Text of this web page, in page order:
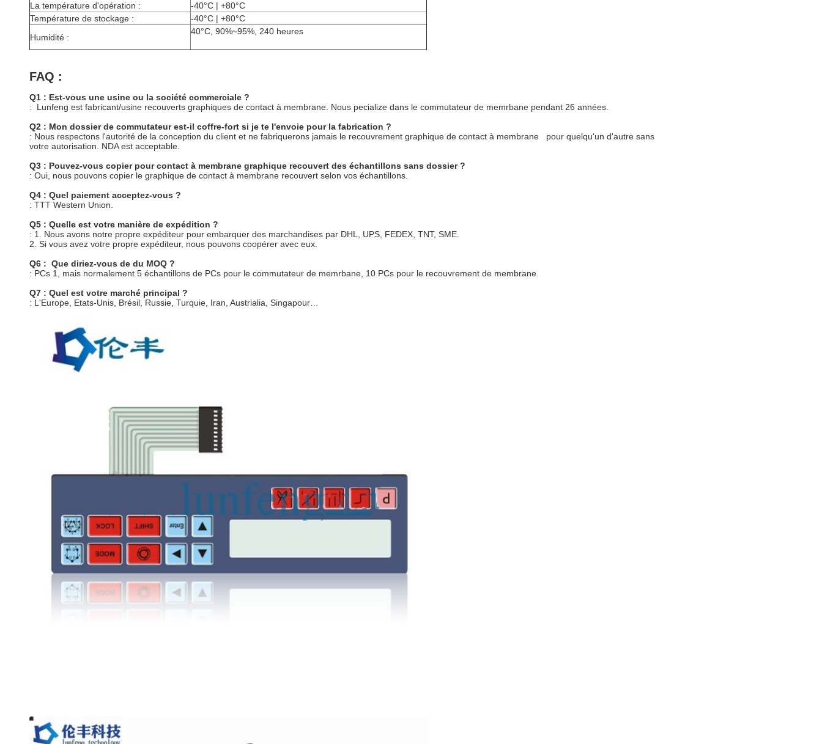
La température d'opération :
-40°C | +80°C
Température de stockage :
-40°C | +80°C
Humidité :
40°C, 90%~95%, 240 heures
FAQ :
Q1 : Est-vous une usine ou la société commerciale ?
: Lunfeng est fabricant/usine recouverts graphiques de contact à membrane. Nous pecialize dans le commutateur de memrbane pendant 26 années.
Q2 : Mon dossier de commutateur est-il coffre-fort si je te l'envoie pour la fabrication ?
: Nous respectons l'autorité de la conception du client et ne fabriquerons jamais le recouvrement graphique de contact à membrane pour quelqu'un d'autre sans
votre autorisation. NDA est acceptable.
Q3 : Pouvez-vous copier pour contact à membrane graphique recouvert des échantillons sans dossier ?
: Oui, nous pouvons copier le graphique de contact à membrane recouvert selon vos échantillons.
Q4 : Quel paiement acceptez-vous ?
: TTT Western Union.
Q5 : Quelle est votre manière de expédition ?
: 1. Nous avons notre propre expéditeur pour embarquer des marchandises par DHL, UPS, FEDEX, TNT, SME.
2. Si vous avez votre propre expéditeur, nous pouvons coopérer avec eux.
Q6 : Que diriez-vous de du MOQ ?
: PCs 1, mais normalement 5 échantillons de PCs pour le commutateur de memrbane, 10 PCs pour le recouvrement de membrane.
Q7 : Quel est votre marché principal ?
: L'Europe, Etats-Unis, Brésil, Russie, Turquie, Iran, Austrialia, Singapour…